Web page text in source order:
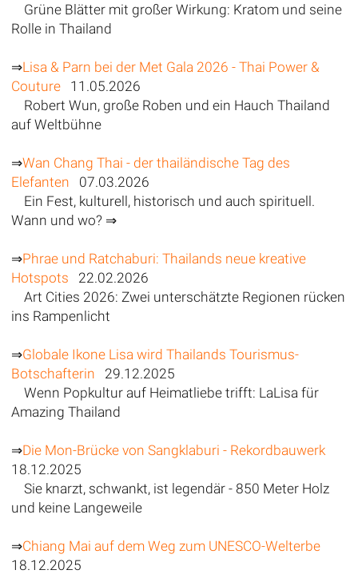
Grüne Blätter mit großer Wirkung: Kratom und seine
Rolle in Thailand
⇒Lisa & Parn bei der Met Gala 2026 - Thai Power &
Couture11.05.2026
Robert Wun, große Roben und ein Hauch Thailand
auf Weltbühne
⇒Wan Chang Thai - der thailändische Tag des
Elefanten 07.03.2026
Ein Fest, kulturell, historisch und auch spirituell.
Wann und wo? ⇒
⇒Phrae und Ratchaburi: Thailands neue kreative
Hotspots 22.02.2026
Art Cities 2026: Zwei unterschätzte Regionen rücken
ins Rampenlicht
⇒Globale Ikone Lisa wird Thailands Tourismus-
Botschafterin
29.12.2025
Wenn Popkultur auf Heimatliebe trifft: LaLisa für
Amazing Thailand
⇒Die Mon-Brücke von Sangklaburi - Rekordbauwerk
18.12.2025
Sie knarzt, schwankt, ist legendär - 850 Meter Holz
und keine Langeweile
⇒Chiang Mai auf dem Weg zum UNESCO-Welterbe
18.12.2025